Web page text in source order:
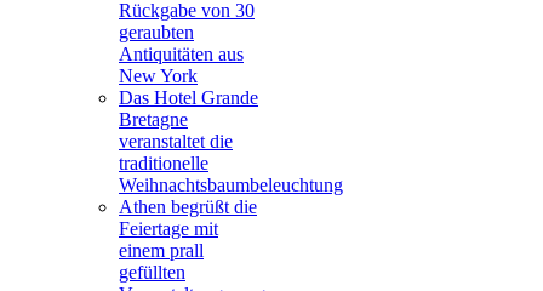
Rückgabe von 30
geraubten
Antiquitäten aus
New York
Das Hotel Grande
Bretagne
veranstaltet die
traditionelle
Weihnachtsbaumbeleuchtung
Athen begrüßt die
Feiertage mit
einem prall
gefüllten